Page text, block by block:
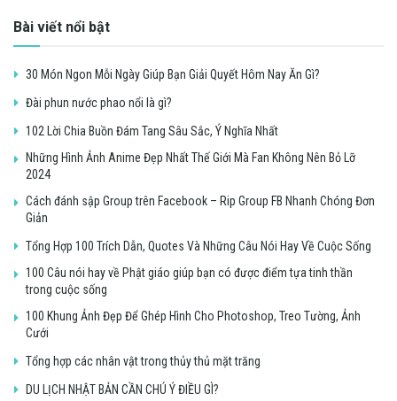
Bài viết nổi bật
30 Món Ngon Mỗi Ngày Giúp Bạn Giải Quyết Hôm Nay Ăn Gì?
Đài phun nước phao nổi là gì?
102 Lời Chia Buồn Đám Tang Sâu Sắc, Ý Nghĩa Nhất
Những Hình Ảnh Anime Đẹp Nhất Thế Giới Mà Fan Không Nên Bỏ Lỡ
2024
Cách đánh sập Group trên Facebook – Rip Group FB Nhanh Chóng Đơn
Giản
Tổng Hợp 100 Trích Dẫn, Quotes Và Những Câu Nói Hay Về Cuộc Sống
100 Câu nói hay về Phật giáo giúp bạn có được điểm tựa tinh thần
trong cuộc sống
100 Khung Ảnh Đẹp Để Ghép Hình Cho Photoshop, Treo Tường, Ảnh
Cưới
Tổng hợp các nhân vật trong thủy thủ mặt trăng
DU LỊCH NHẬT BẢN CẦN CHÚ Ý ĐIỀU GÌ?